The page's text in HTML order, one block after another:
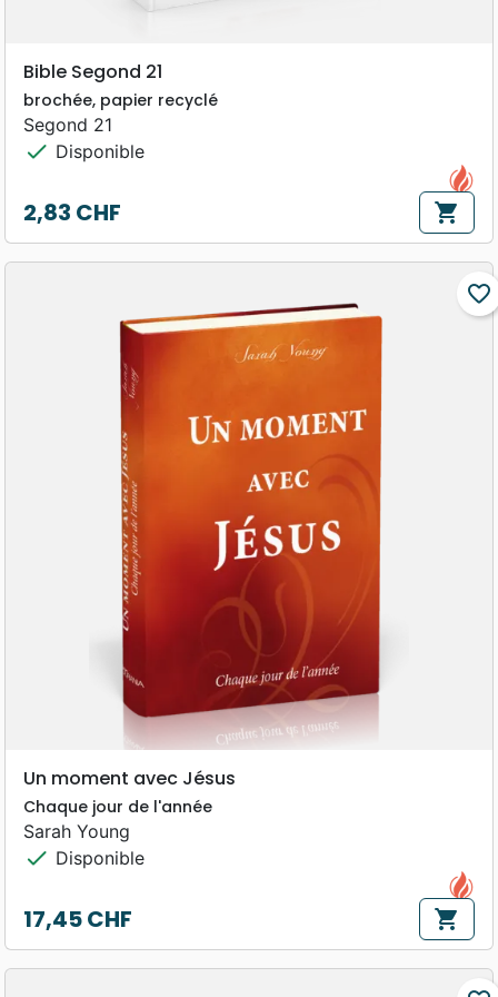
Bible Segond 21
brochée, papier recyclé
Segond 21
check Disponible
Prix
2,83 CHF shopping_cart
favorite_border
Un moment avec Jésus
Chaque jour de l'année
Sarah Young
check Disponible
Prix
17,45 CHF shopping_cart